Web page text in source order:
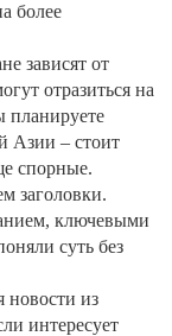
более
зависят от
отразиться на
планируете
Азии – стоит
спорные.
заголовки.
ключевыми
суть без
новости из
интересует